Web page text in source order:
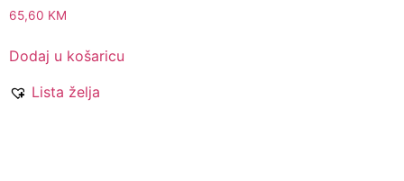
65,60 KM
Dodaj u košaricu
Lista želja